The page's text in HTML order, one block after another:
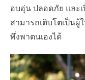
อบอุ่น ปลอดภัย และ
สามารถเติบโตเป็น
พึ่งพาตนเองได้